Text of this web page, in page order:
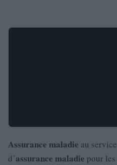
Assurance maladie au service
d’assurance maladie pour les